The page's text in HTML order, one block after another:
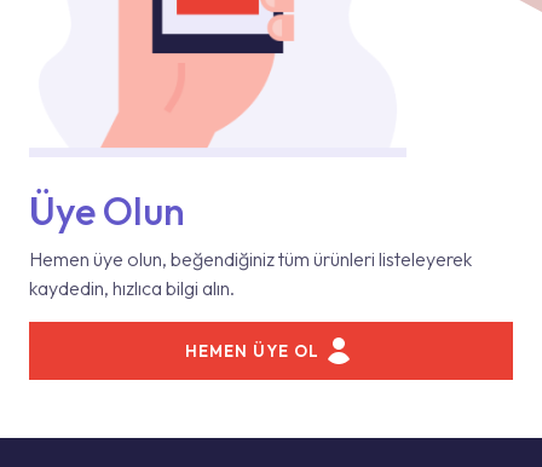
Üye Olun
Hemen üye olun, beğendiğiniz tüm ürünleri listeleyerek
kaydedin, hızlıca bilgi alın.
HEMEN ÜYE OL